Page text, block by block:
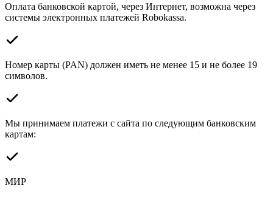
Оплата банковской картой, через Интернет, возможна через
системы электронных платежей Robokassa.
Номер карты (PAN) должен иметь не менее 15 и не более 19
символов.
Мы принимаем платежи с сайта по следующим банковским
картам:
МИР